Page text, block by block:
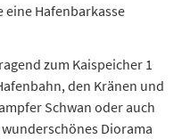
eine Hafenbarkasse
zum Kaispeicher 1
den Kränen und
Schwan oder auch
Diorama